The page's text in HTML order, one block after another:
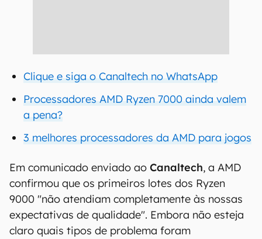
Clique e siga o Canaltech no WhatsApp
Processadores AMD Ryzen 7000 ainda valem
a pena?
3 melhores processadores da AMD para jogos
Em comunicado enviado ao Canaltech, a AMD
confirmou que os primeiros lotes dos Ryzen
9000 "não atendiam completamente às nossas
expectativas de qualidade". Embora não esteja
claro quais tipos de problema foram